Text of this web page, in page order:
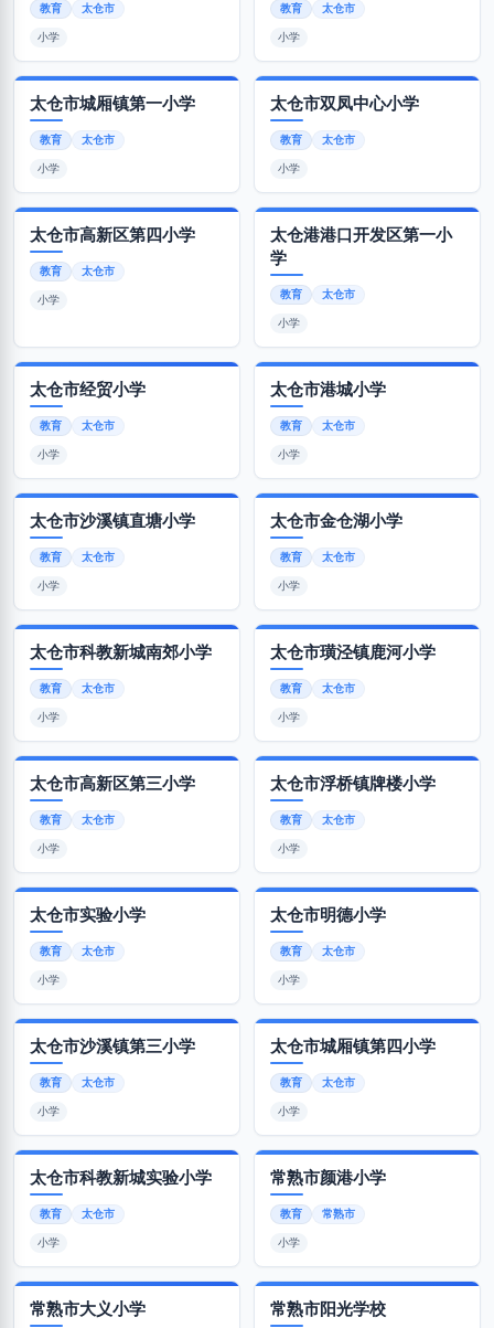
教育 太仓市
小学
教育 太仓市
小学
太仓市城厢镇第一小学
教育 太仓市
小学
太仓市双凤中心小学
教育 太仓市
小学
太仓市高新区第四小学
教育 太仓市
小学
太仓港港口开发区第一小
学
教育 太仓市
小学
太仓市经贸小学
教育 太仓市
小学
太仓市港城小学
教育 太仓市
小学
太仓市沙溪镇直塘小学
教育 太仓市
小学
太仓市金仓湖小学
教育 太仓市
小学
太仓市科教新城南郊小学
教育 太仓市
小学
太仓市璜泾镇鹿河小学
教育 太仓市
小学
太仓市高新区第三小学
教育 太仓市
小学
太仓市浮桥镇牌楼小学
教育 太仓市
小学
太仓市实验小学
教育 太仓市
小学
太仓市明德小学
教育 太仓市
小学
太仓市沙溪镇第三小学
教育 太仓市
小学
太仓市城厢镇第四小学
教育 太仓市
小学
太仓市科教新城实验小学
教育 太仓市
小学
常熟市颜港小学
教育 常熟市
小学
常熟市大义小学 常熟市阳光学校